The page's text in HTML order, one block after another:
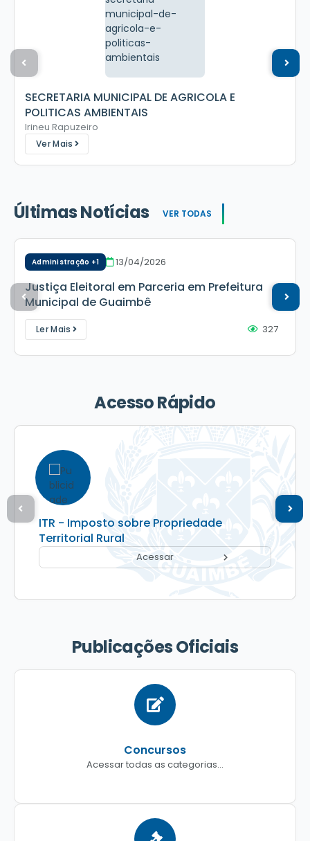
SECRETARIA MUNICIPAL DE AGRICOLA E
POLITICAS AMBIENTAIS
Irineu Rapuzeiro
Ver Mais
Últimas Notícias VER TODAS
Justiça Eleitoral em Parceria em Prefeitura
Municipal de Guaimbê
13/04/2026
Administração +1
327
Ler Mais
Acesso Rápido
ITR - Imposto sobre Propriedade
Territorial Rural
Acessar
Publicações Oficiais
Concursos
Acessar todas as categorias...